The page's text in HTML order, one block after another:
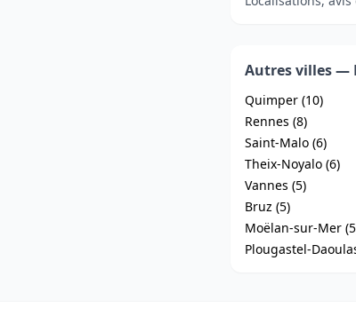
Autres villes —
Quimper (10)
Rennes (8)
Saint-Malo (6)
Theix-Noyalo (6)
Vannes (5)
Bruz (5)
Moëlan-sur-Mer
Plougastel-